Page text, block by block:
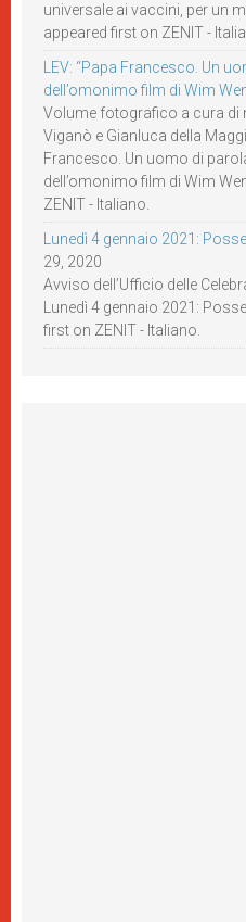
universale ai vaccini, per un
appeared first on ZENIT -
LEV: “Papa Francesco. Un
dell’omonimo film di Wim
Volume fotografico a cura di
Viganò e Gianluca della
Francesco. Un uomo di
dell’omonimo film di Wim
ZENIT - Italiano.
Lunedì 4 gennaio 2021:
29, 2020
Avviso dell’Ufficio delle
Lunedì 4 gennaio 2021:
first on ZENIT - Italiano.